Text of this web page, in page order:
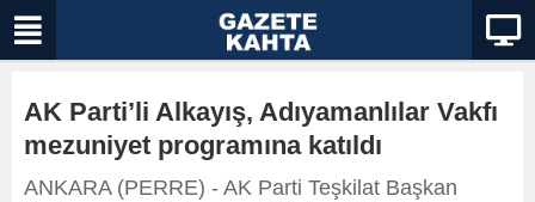
AK Parti’li Alkayış, Adıyamanlılar Vakfı
mezuniyet programına katıldı
ANKARA (PERRE) - AK Parti Teşkilat Başkan